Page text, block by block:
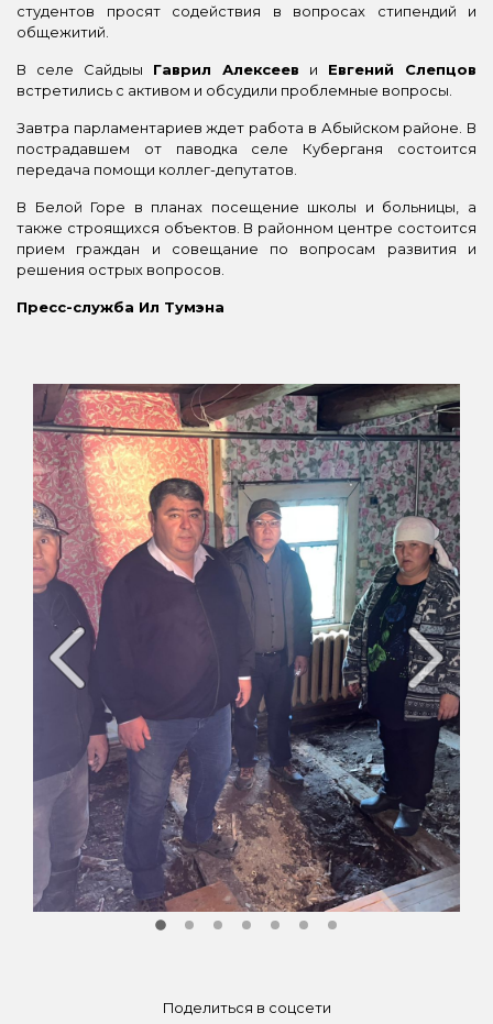
студентов просят содействия в вопросах стипендий и
общежитий.
В селе Сайдыы Гаврил Алексеев и Евгений Слепцов
встретились с активом и обсудили проблемные вопросы.
Завтра парламентариев ждет работа в Абыйском районе. В
пострадавшем от паводка селе Куберганя состоится
передача помощи коллег-депутатов.
В Белой Горе в планах посещение школы и больницы, а
также строящихся объектов. В районном центре состоится
прием граждан и совещание по вопросам развития и
решения острых вопросов.
Пресс-служба Ил Тумэна
Поделиться в соцсети